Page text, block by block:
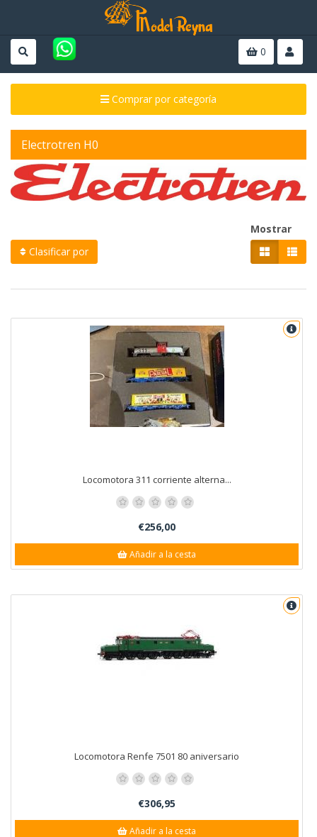
0
Comprar por categoría
Electrotren H0
Clasificar por
Mostrar
Locomotora 311 corriente alterna...
€256,00
Añadir a la cesta
Locomotora Renfe 7501 80 aniversario
€306,95
Añadir a la cesta